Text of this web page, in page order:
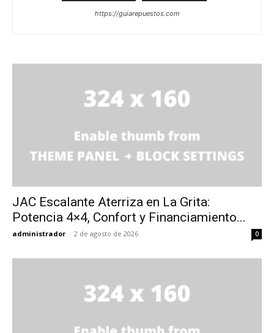
https://guiarepuestos.com
JAC Escalante Aterriza en La Grita:
Potencia 4×4, Confort y Financiamiento...
administrador - 2 de agosto de 2026 0